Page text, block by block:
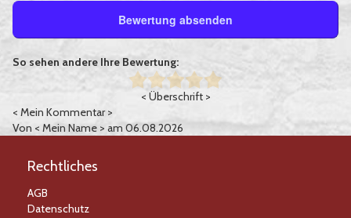
Bewertung absenden
So sehen andere Ihre Bewertung:
< Überschrift >
< Mein Kommentar >
Von < Mein Name > am 06.08.2026
Rechtliches
AGB
Datenschutz